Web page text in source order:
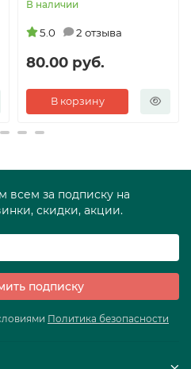
В наличии
5.0 2 отзыва
80.00 руб.
В корзину
всем за подписку на
скидки, акции.
подписку
Политика безопасности